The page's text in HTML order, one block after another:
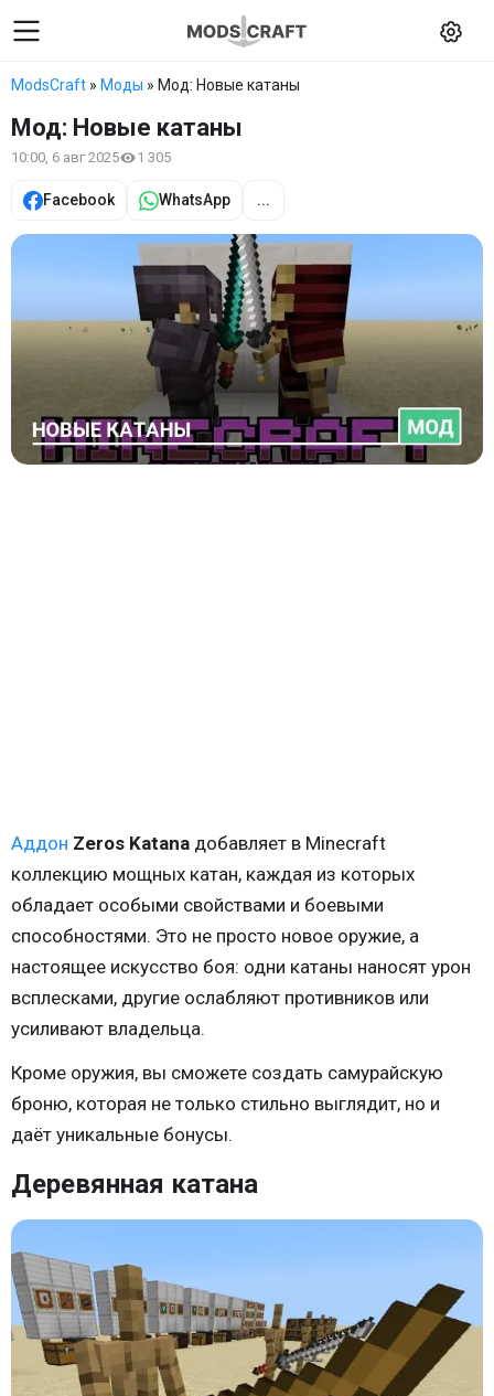
ModsCraft » Моды » Мод: Новые катаны
Мод: Новые катаны
10:00, 6 авг 2025 1 305
Facebook WhatsApp ...
Аддон Zeros Katana добавляет в Minecraft
коллекцию мощных катан, каждая из которых
обладает особыми свойствами и боевыми
способностями. Это не просто новое оружие, а
настоящее искусство боя: одни катаны наносят урон
всплесками, другие ослабляют противников или
усиливают владельца.
Кроме оружия, вы сможете создать самурайскую
броню, которая не только стильно выглядит, но и
даёт уникальные бонусы.
Деревянная катана